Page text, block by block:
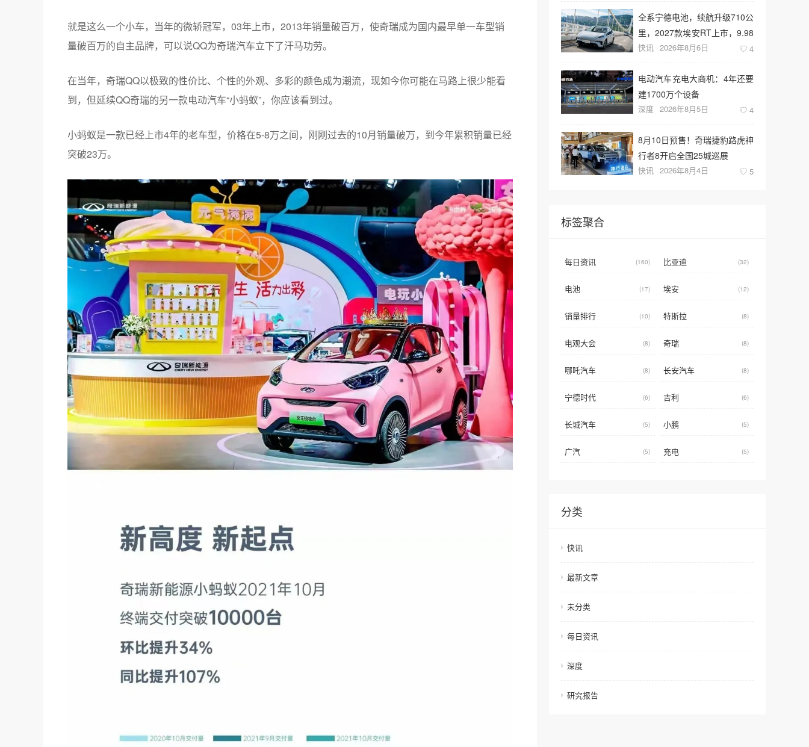
就是这么一个小车，当年的微轿冠军，03年上市，2013年销量破百万，使奇瑞成为国内最早单一车型销
量破百万的自主品牌，可以说QQ为奇瑞汽车立下了汗马功劳。
在当年，奇瑞QQ以极致的性价比、个性的外观、多彩的颜色成为潮流，现如今你可能在马路上很少能看
到，但延续QQ奇瑞的另一款电动汽车“小蚂蚁”，你应该看到过。
小蚂蚁是一款已经上市4年的老车型，价格在5-8万之间，刚刚过去的10月销量破万，到今年累积销量已经
突破23万。
全系宁德电池，续航升级710公
里，2027款埃安RT上市，9.98
万元起售
快讯 2026年8月6日 4
电动汽车充电大商机：4年还要
建1700万个设备
深度 2026年8月5日 4
8月10日预售！奇瑞捷豹路虎神
行者8开启全国25城巡展
快讯 2026年8月4日 5
标签聚合
每日资讯 (160) 比亚迪 (32)
电池 (17) 埃安 (12)
销量排行 (10) 特斯拉 (8)
电观大会 (8) 奇瑞 (8)
哪吒汽车 (8) 长安汽车 (8)
宁德时代 (6) 吉利 (6)
长城汽车 (5) 小鹏 (5)
广汽 (5) 充电 (5)
分类
快讯
最新文章
未分类
每日资讯
深度
研究报告